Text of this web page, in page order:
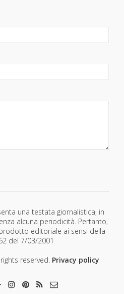
una testata giornalistica, in
alcuna periodicità. Pertanto,
editoriale ai sensi della
del 7/03/2001
reserved. Privacy policy